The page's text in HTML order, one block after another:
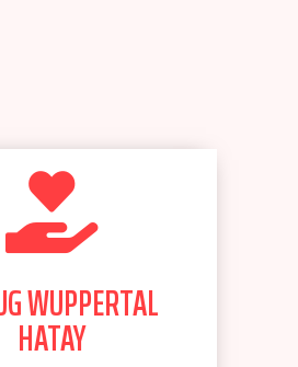
WUPPERTAL
HATAY